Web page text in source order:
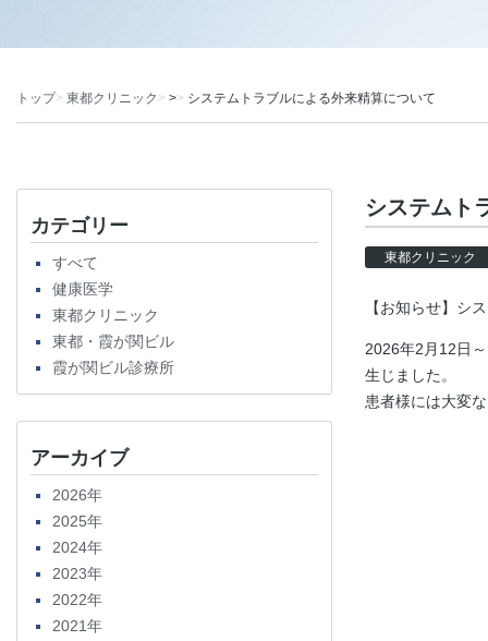
トップ 東都クリニック > システムトラブルによる外来精算について
カテゴリー
すべて
健康医学
東都クリニック
東都・霞が関ビル
霞が関ビル診療所
アーカイブ
2026年
2025年
2024年
2023年
2022年
2021年
システムト
東都クリニック
【お知らせ】シ
2026年2月12日
生じました。
患者様には大変